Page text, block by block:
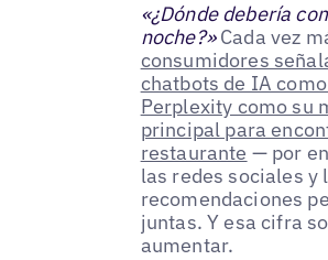
«¿Dónde debería
noche?»Cada vez
consumidores
chatbots de IA
Perplexity como su
principal para
restaurante — por
las redes sociales y
recomendaciones
juntas. Y esa cifra
aumentar.